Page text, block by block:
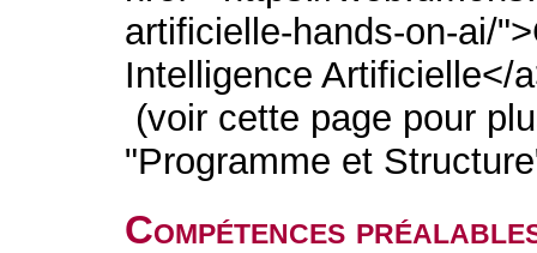
artificielle-hands-on-ai/
Intelligence Artificielle</
(voir cette page pour
"Programme et
Compétences